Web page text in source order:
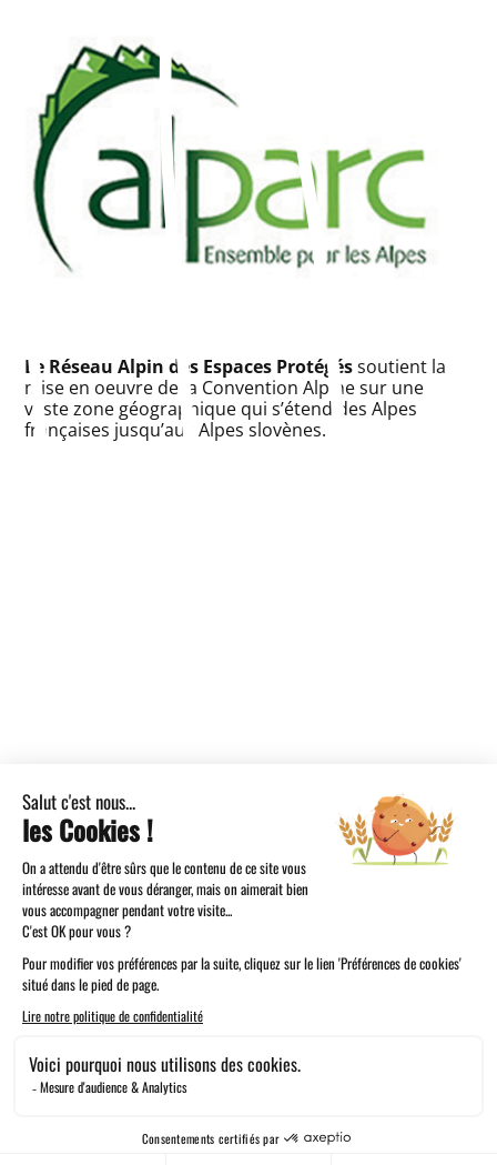
Le Réseau Alpin des Espaces Protégéssoutient la
mise en oeuvre de la Convention Alpine sur une
vaste zone géographique qui s’étend des Alpes
françaises jusqu’aux Alpes slovènes.